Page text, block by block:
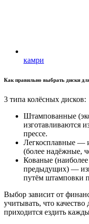
камри
Как правильно выбрать диски
3 типа колёсных дисков:
Штампованные
изготавливаются
прессе.
Легкосплавные —
(более надёжные,
Кованые
предыдущих) —
путём штамповки
Выбор зависит от
учитывать, что
приходится ездить